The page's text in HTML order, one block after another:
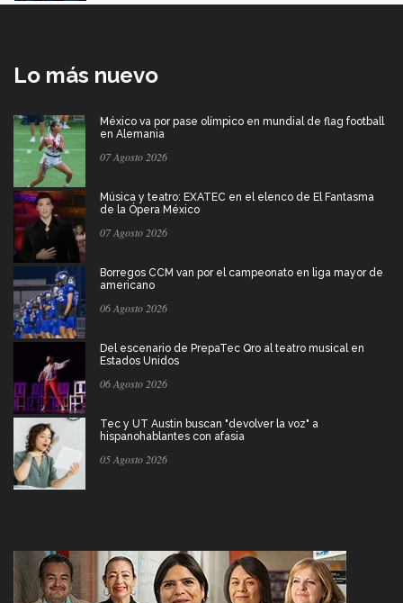
Lo más nuevo
México va por pase olímpico en mundial de flag football
en Alemania
07 Agosto 2026
Música y teatro: EXATEC en el elenco de El Fantasma
de la Ópera México
07 Agosto 2026
Borregos CCM van por el campeonato en liga mayor de
americano
06 Agosto 2026
Del escenario de PrepaTec Qro al teatro musical en
Estados Unidos
06 Agosto 2026
Tec y UT Austin buscan "devolver la voz" a
hispanohablantes con afasia
05 Agosto 2026